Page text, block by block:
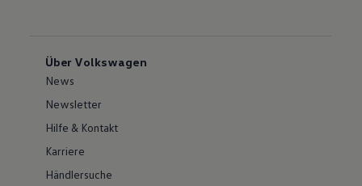
Über Volkswagen
News
Newsletter
Hilfe & Kontakt
Karriere
Händlersuche